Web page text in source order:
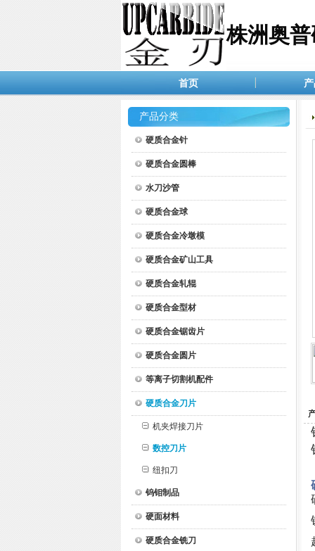
株洲奥
首页
产品分类
硬质合金针
硬质合金圆棒
水刀沙管
硬质合金球
硬质合金冷墩模
硬质合金矿山工具
硬质合金轧辊
硬质合金型材
硬质合金锯齿片
硬质合金圆片
等离子切割机配件
硬质合金刀片
机夹焊接刀片
数控刀片
纽扣刀
钨钼制品
硬面材料
硬质合金铣刀